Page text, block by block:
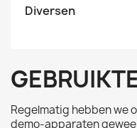
Diversen
Regelmatig hebben we
demo-apparaten